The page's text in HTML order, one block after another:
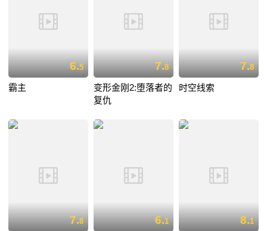
6.5
霸主
7.8
变形金刚2:堕落者的
复仇
7.8
时空线索
7.8 6.1 8.1